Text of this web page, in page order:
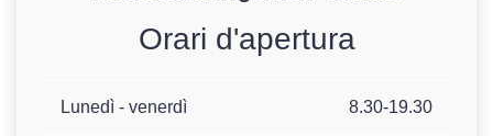
Orari d'apertura
Lunedì - venerdì 8.30-19.30